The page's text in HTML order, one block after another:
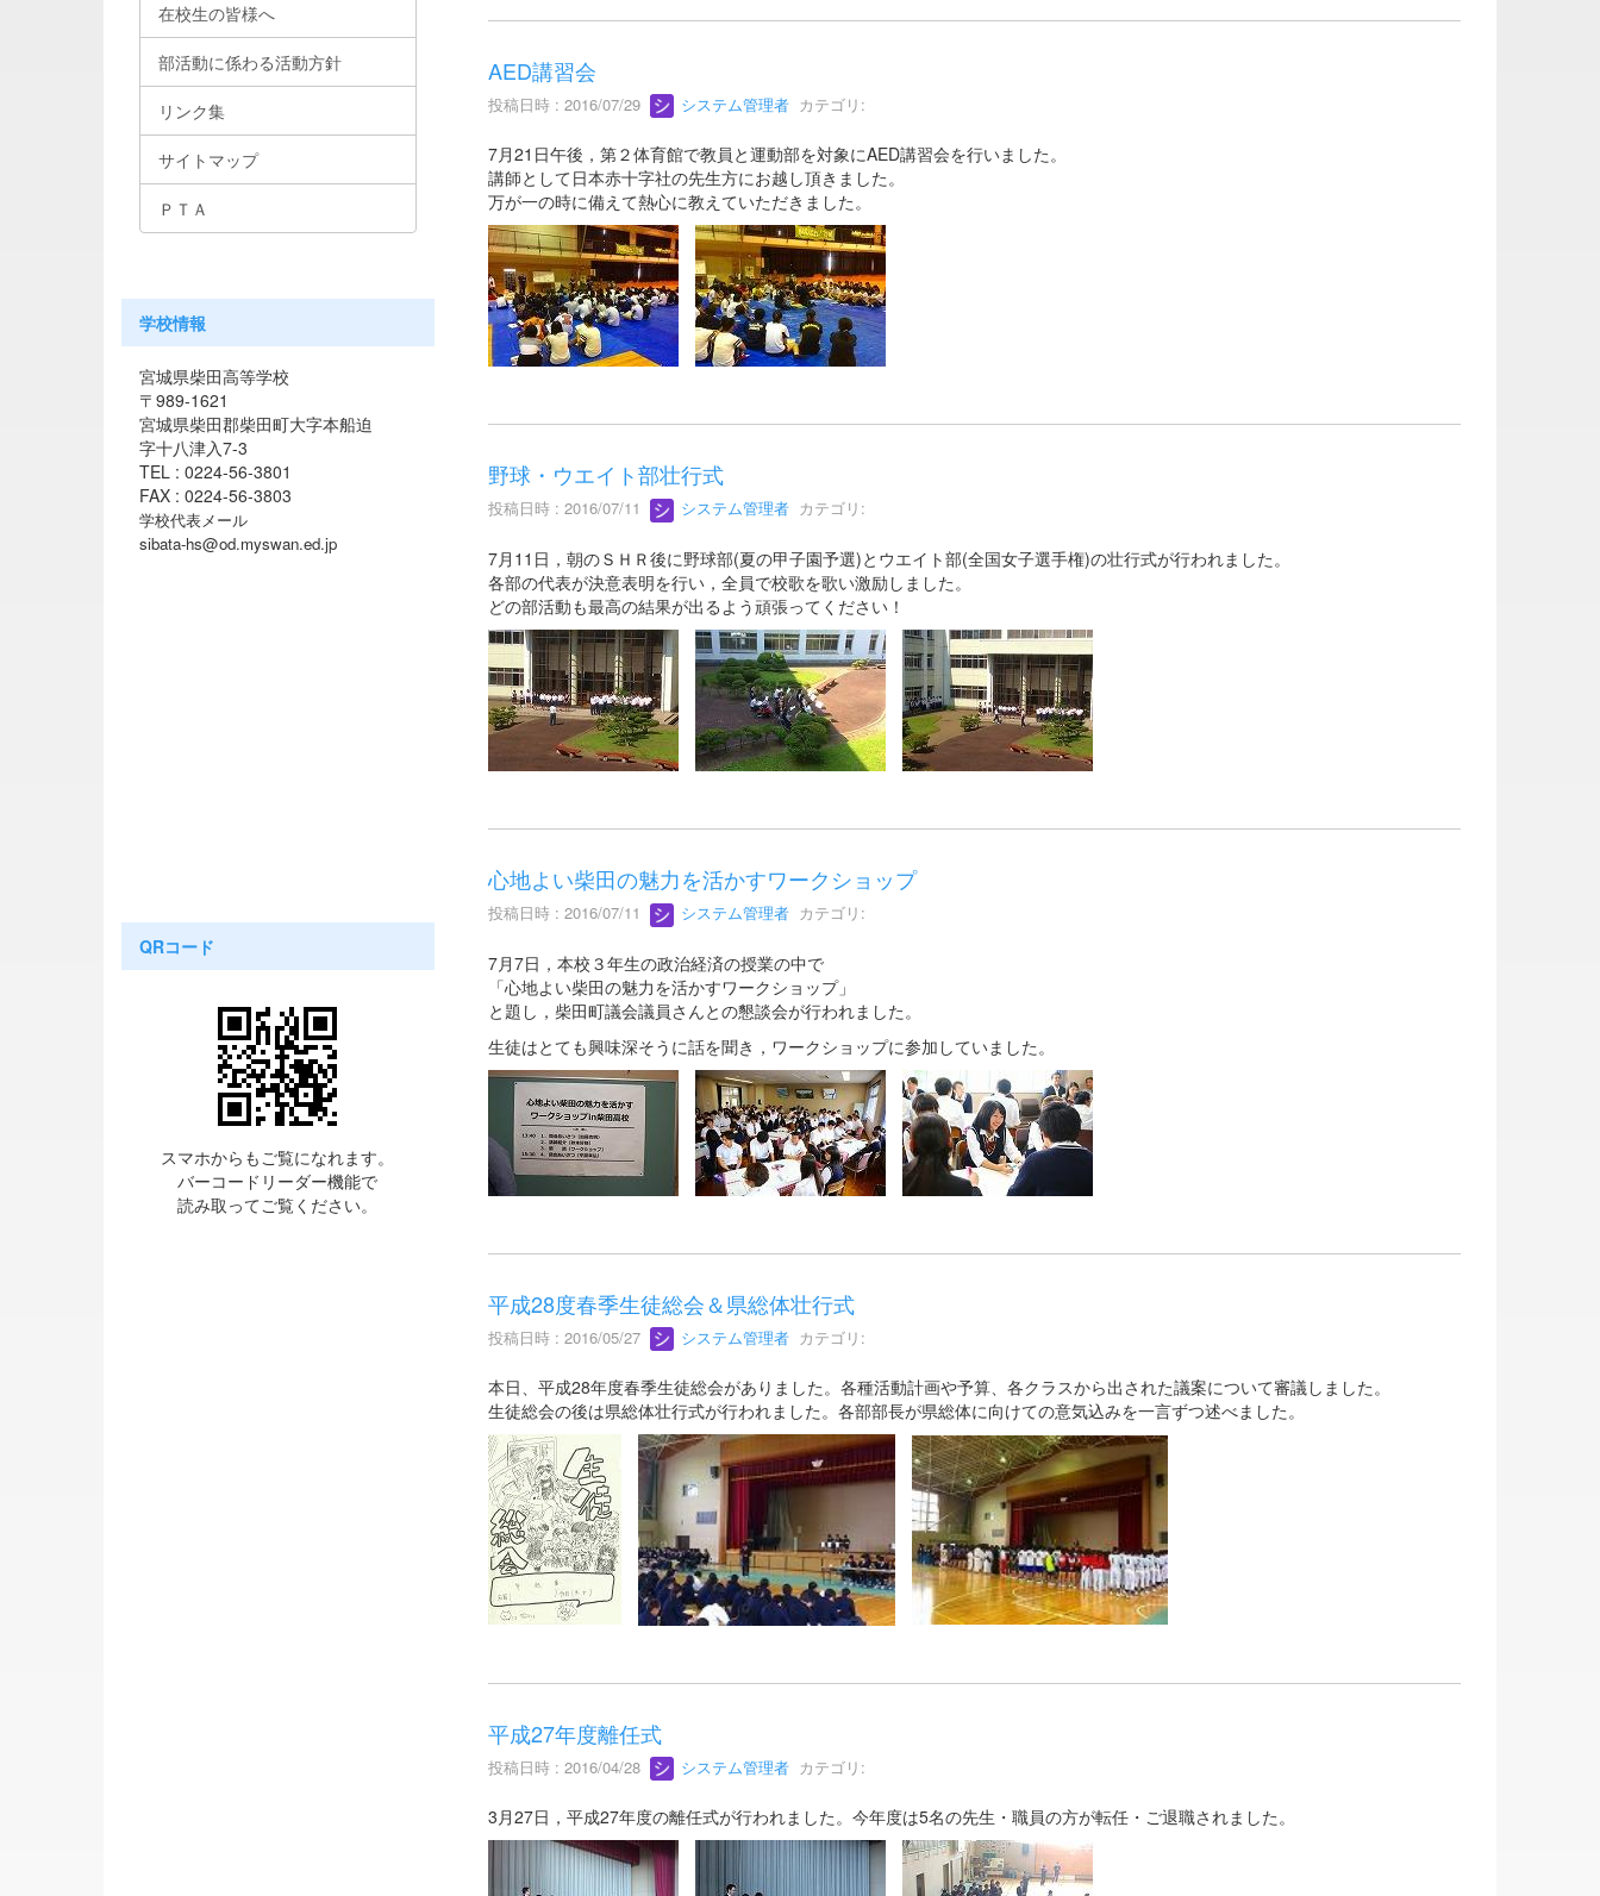
AED講習会
投稿日時 : 2016/07/29 システム管理者カテゴリ:
7月21日午後，第２体育館で教員と運動部を対象にAED講習会を行いました。
講師として日本赤十字社の先生方にお越し頂きました。
万が一の時に備えて熱心に教えていただきました。
野球・ウエイト部壮行式
投稿日時 : 2016/07/11 システム管理者カテゴリ:
7月11日，朝のＳＨＲ後に野球部(夏の甲子園予選)とウエイト部(全国女子選手権)の壮行式が行われました。
各部の代表が決意表明を行い，全員で校歌を歌い激励しました。
どの部活動も最高の結果が出るよう頑張ってください！
心地よい柴田の魅力を活かすワークショップ
投稿日時 : 2016/07/11 システム管理者カテゴリ:
7月7日，本校３年生の政治経済の授業の中で
「心地よい柴田の魅力を活かすワークショップ」
と題し，柴田町議会議員さんとの懇談会が行われました。
生徒はとても興味深そうに話を聞き，ワークショップに参加していました。
平成28度春季生徒総会＆県総体壮行式
投稿日時 : 2016/05/27 システム管理者カテゴリ:
本日、平成28年度春季生徒総会がありました。各種活動計画や予算、各クラスから出された議案について審議しました。
生徒総会の後は県総体壮行式が行われました。各部部長が県総体に向けての意気込みを一言ずつ述べました。
平成27年度離任式
投稿日時 : 2016/04/28 システム管理者カテゴリ:
3月27日，平成27年度の離任式が行われました。今年度は5名の先生・職員の方が転任・ご退職されました。
在校生の皆様へ
部活動に係わる活動方針
リンク集
サイトマップ
ＰＴＡ
学校情報
宮城県柴田高等学校
〒989-1621
宮城県柴田郡柴田町大字本船迫
字十八津入7-3
TEL : 0224-56-3801
FAX : 0224-56-3803
学校代表メール
sibata-hs@od.myswan.ed.jp
QRコード
スマホからもご覧になれます。
バーコードリーダー機能で
読み取ってご覧ください。